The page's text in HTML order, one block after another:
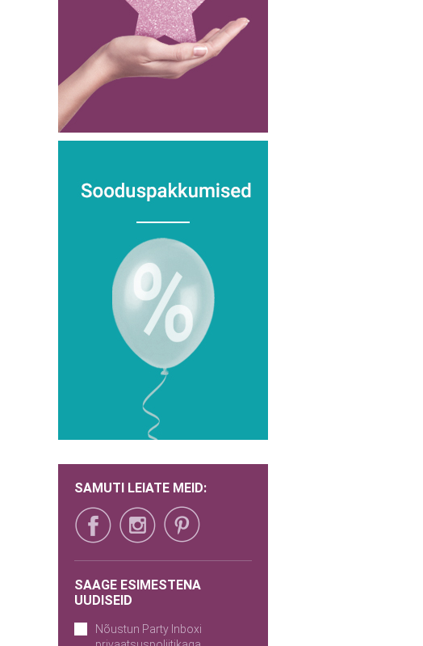
SAMUTI LEIATE MEID:
SAAGE ESIMESTENA
UUDISEID
Nõustun Party Inboxi